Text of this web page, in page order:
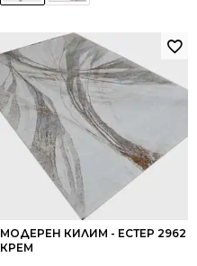
МОДЕРЕН КИЛИМ - ЕСТЕР 2962
КРЕМ